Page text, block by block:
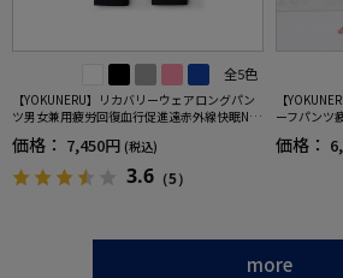
全5色
【YOKUNERU】リカバリーウェアロングパン
ツ男女兼用疲労回復血行促進遠赤外線快眠NA
NOMIX(R)【一般医療機器】SS～LLサイズ
価格： 7,450円 (税込)
3.6 （5）
【
ーフパンツ
NOMIX(R)
価格：
more